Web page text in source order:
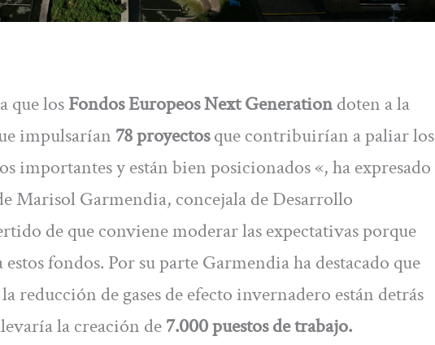
que losFondos Europeos Next Generationdoten a la
impulsarían 78 proyectosque contribuirían a paliar los
importantes y están bien posicionados «, ha expresado
Marisol Garmendia, concejala de Desarrollo
de que conviene moderar las expectativas porque
fondos. Por su parte Garmendia ha destacado que
reducción de gases de efecto invernadero están detrás
la creación de7.000 puestos de trabajo.